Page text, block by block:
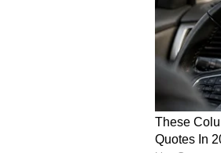
ಬಣ್ಣಗಳ
ಮಂಗಳವಾರ
(ಕಪ್ಪು)
ವಿವಿಧ
ಇವುಗಳನ್ನು